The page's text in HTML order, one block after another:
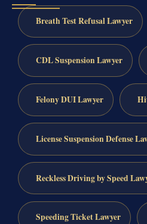
Breath Test Refusal Lawyer
CDL Suspension Lawyer
Felony DUI Lawyer
License Suspension Defense
Reckless Driving by Speed
Speeding Ticket Lawyer